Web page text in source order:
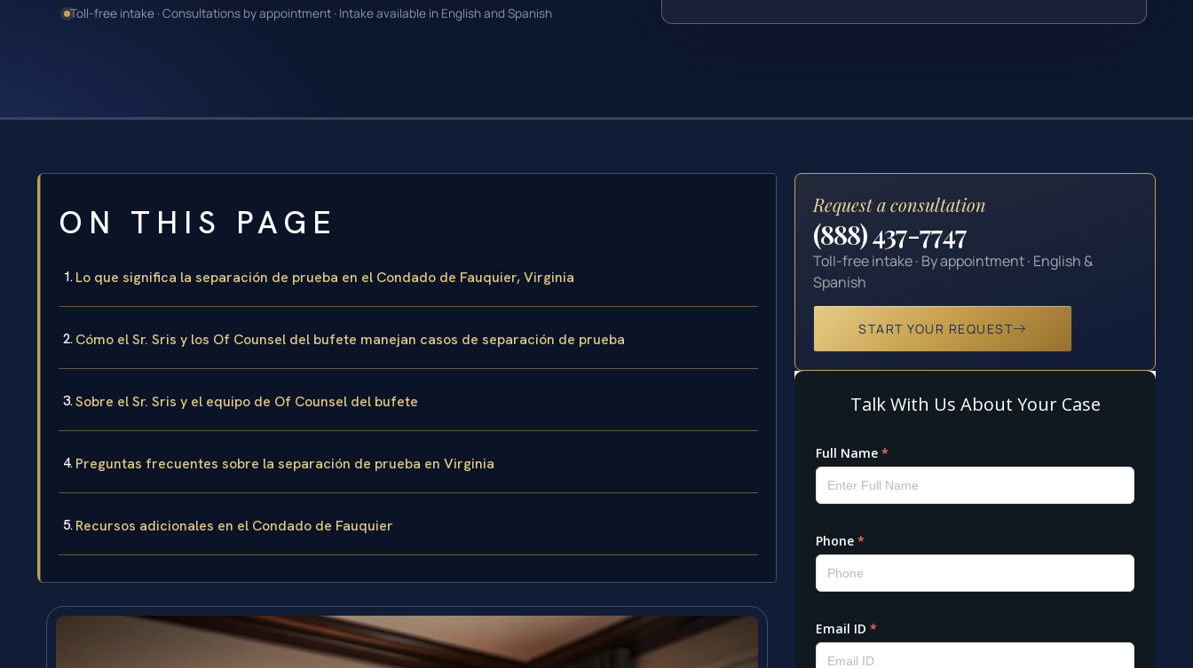
Toll-free intake · Consultations by appointment · Intake available in English and Spanish
ON THIS PAGE
Lo que significa la separación de prueba en el Condado de Fauquier, Virginia
Cómo el Sr. Sris y los Of Counsel del bufete manejan casos de separación de prueba
Sobre el Sr. Sris y el equipo de Of Counsel del bufete
Preguntas frecuentes sobre la separación de prueba en Virginia
Recursos adicionales en el Condado de Fauquier
Request a consultation
(888) 437-7747
Toll-free intake · By appointment · English &
Spanish
START YOUR REQUEST